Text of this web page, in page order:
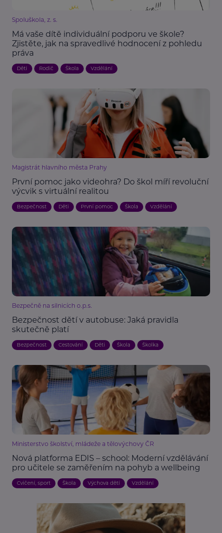
Spoluškola, z. s.
Má vaše dítě individuální podporu ve škole?
Zjistěte, jak na spravedlivé hodnocení z pohledu
práva
Děti Rodič Škola Vzdělání
Magistrát hlavního města Prahy
První pomoc jako videohra? Do škol míří revoluční
výcvik s virtuální realitou
Bezpečnost Děti První pomoc Škola Vzdělání
Bezpečně na silnicích o.p.s.
Bezpečnost dětí v autobuse: Jaká pravidla
skutečně platí
Bezpečnost Cestování Děti Škola Školka
Ministerstvo školství, mládeže a tělovýchovy ČR
Nová platforma EDIS – school: Moderní vzdělávání
pro učitele se zaměřením na pohyb a wellbeing
Cvičení, sport Škola Výchova dětí Vzdělání